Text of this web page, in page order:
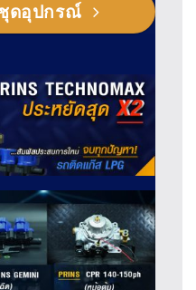
ชุดอุปกรณ์